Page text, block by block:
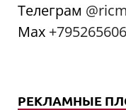
Телеграм
Мах
РЕКЛАМНЫЕ